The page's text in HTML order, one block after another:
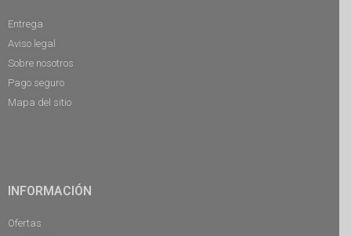
Entrega
Aviso legal
Sobre nosotros
Pago seguro
Mapa del sitio
INFORMACIÓN
Ofertas